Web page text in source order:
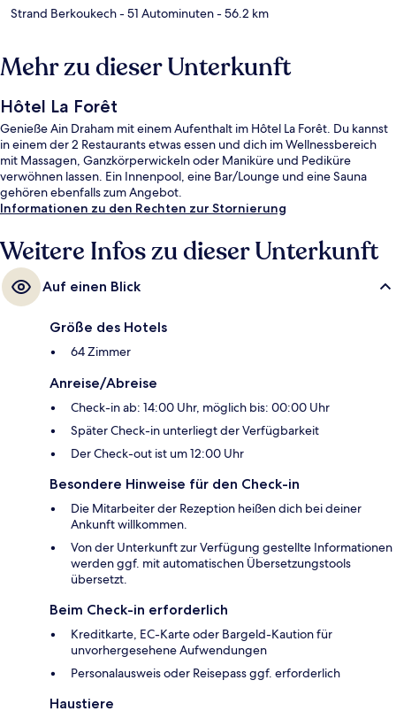
Strand Berkoukech- 51 Autominuten- 56.2 km
Mehr zu dieser Unterkunft
Hôtel La Forêt
Genieße Ain Draham mit einem Aufenthalt im Hôtel La Forêt. Du kannst
in einem der 2 Restaurants etwas essen und dich im Wellnessbereich
mit Massagen, Ganzkörperwickeln oder Maniküre und Pediküre
verwöhnen lassen. Ein Innenpool, eine Bar/Lounge und eine Sauna
gehören ebenfalls zum Angebot.
Informationen zu den Rechten zur Stornierung
Weitere Infos zu dieser Unterkunft
Auf einen Blick
Größe des Hotels
64 Zimmer
Anreise/Abreise
Check-in ab: 14:00 Uhr, möglich bis: 00:00 Uhr
Später Check-in unterliegt der Verfügbarkeit
Der Check-out ist um 12:00 Uhr
Besondere Hinweise für den Check-in
Die Mitarbeiter der Rezeption heißen dich bei deiner
Ankunft willkommen.
Von der Unterkunft zur Verfügung gestellte Informationen
werden ggf. mit automatischen Übersetzungstools
übersetzt.
Beim Check-in erforderlich
Kreditkarte, EC-Karte oder Bargeld-Kaution für
unvorhergesehene Aufwendungen
Personalausweis oder Reisepass ggf. erforderlich
Haustiere